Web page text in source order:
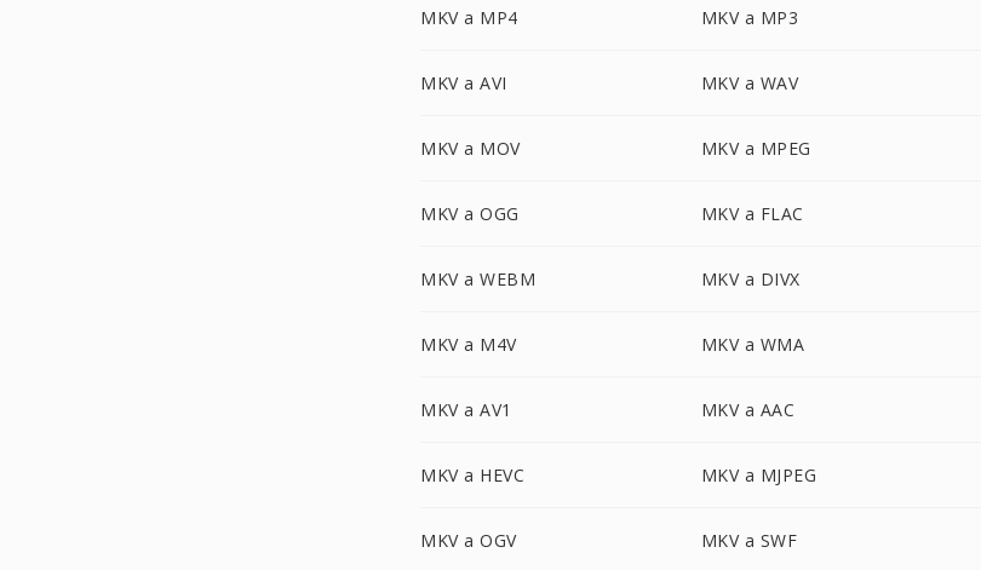
MKV a MP4 MKV a MP3
MKV a AVI MKV a WAV
MKV a MOV MKV a MPEG
MKV a OGG MKV a FLAC
MKV a WEBM MKV a DIVX
MKV a M4V MKV a WMA
MKV a AV1 MKV a AAC
MKV a HEVC MKV a MJPEG
MKV a OGV MKV a SWF